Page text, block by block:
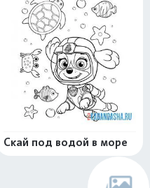
Скай под водой в море